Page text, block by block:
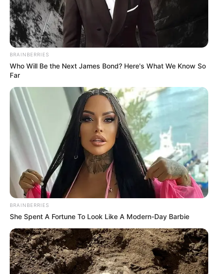
BRAINBERRIES
Who Will Be the Next James Bond? Here's What We Know So
Far
BRAINBERRIES
She Spent A Fortune To Look Like A Modern-Day Barbie